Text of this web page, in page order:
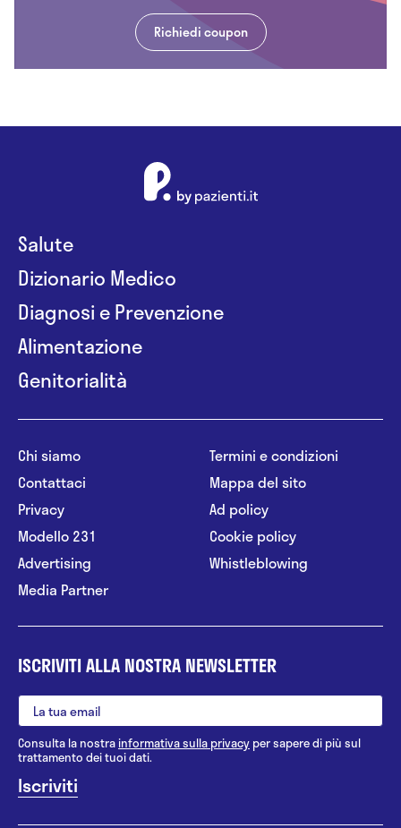
Richiedi coupon
Salute
Dizionario Medico
Diagnosi e Prevenzione
Alimentazione
Genitorialità
Chi siamo
Contattaci
Privacy
Modello 231
Advertising
Media Partner
Termini e condizioni
Mappa del sito
Ad policy
Cookie policy
Whistleblowing
ISCRIVITI ALLA NOSTRA NEWSLETTER
Consulta la nostrainformativa sulla privacy per sapere di più sul
trattamento dei tuoi dati.